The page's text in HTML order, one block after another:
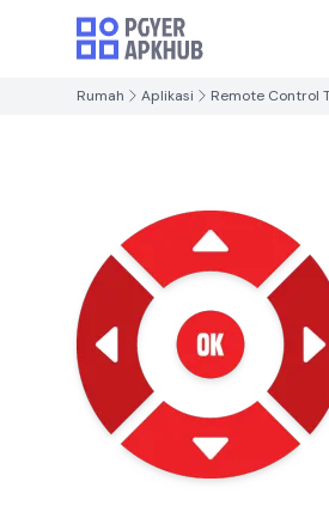
Rumah Aplikasi Remote Control